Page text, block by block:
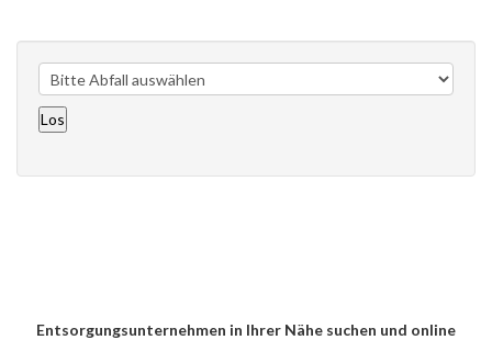
Entsorgungsunternehmen in Ihrer Nähe suchen und online